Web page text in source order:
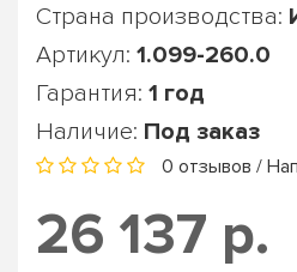
Страна производства:
Артикул: 1.099-260.0
Гарантия: 1 год
Наличие: Под заказ
0 отзывов /
26 137 р.